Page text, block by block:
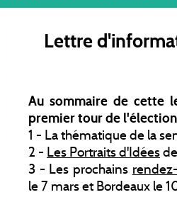
Lettre
Au sommaire de cette
premier tour de
1 - La thématique de la
2 - Les Portraits d'Idées
3 - Les prochains
le 7 mars et Bordeaux le